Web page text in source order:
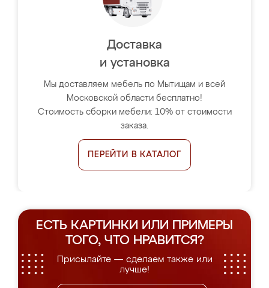
Доставка
и установка
Мы доставляем мебель по Мытищам и всей
Московской области бесплатно!
Стоимость сборки мебели: 10% от стоимости
заказа.
ПЕРЕЙТИ В КАТАЛОГ
ЕСТЬ КАРТИНКИ ИЛИ ПРИМЕРЫ
ТОГО, ЧТО НРАВИТСЯ?
Присылайте — сделаем также или
лучше!